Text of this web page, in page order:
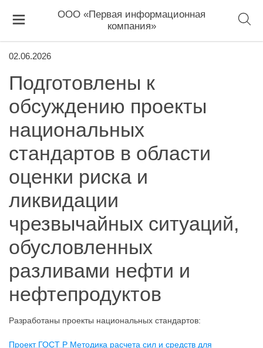
ООО «Первая информационная
компания»
02.06.2026
Подготовлены к
обсуждению проекты
национальных
стандартов в области
оценки риска и
ликвидации
чрезвычайных ситуаций,
обусловленных
разливами нефти и
нефтепродуктов
Разработаны проекты национальных стандартов:
Проект ГОСТ Р Методика расчета сил и средств для